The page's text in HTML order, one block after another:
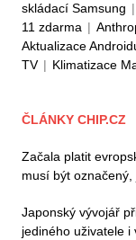
skládací Samsung |
11 zdarma |
Aktualizace
TV | Klimatizace
ČLÁNKY CHIP.CZ
Začala platit
musí být
Japonský vývojář
jediného uživatele